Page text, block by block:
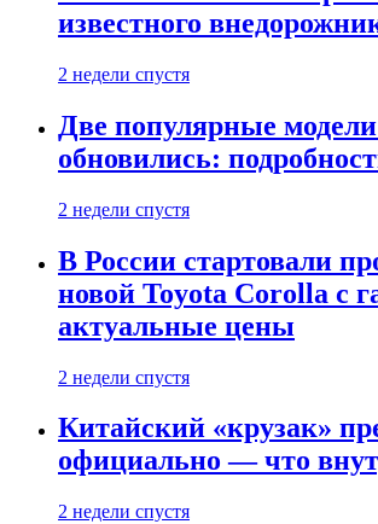
известного
2 недели спустя
Две популярные
обновились:
2 недели спустя
В России стартовали
новой Toyota Corolla с
актуальные цены
2 недели спустя
Китайский «крузак»
официально — что
2 недели спустя